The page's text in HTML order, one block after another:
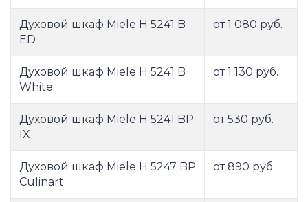
Духовой шкаф Miele H 5241 B
ED
от 1 080 руб.
Духовой шкаф Miele H 5241 B
White
от 1 130 руб.
Духовой шкаф Miele H 5241 BP
IX
от 530 руб.
Духовой шкаф Miele H 5247 BP
Culinart
от 890 руб.